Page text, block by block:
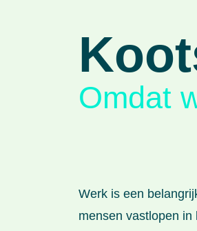
Omdat
Werk is een
mensen vastlopen